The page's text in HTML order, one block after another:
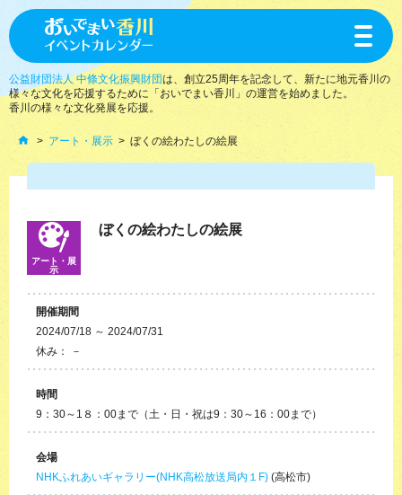
toggle
公益財団法人 中條文化振興財団は、創立25周年を記念して、新たに地元香川の
様々な文化を応援するために「おいでまい香川」の運営を始めました。
香川の様々な文化発展を応援。
アート・展示 ぼくの絵わたしの絵展
アート・展
示
ぼくの絵わたしの絵展
開催期間
2024/07/18 ～ 2024/07/31
休み： －
時間
9：30～1８：00まで（土・日・祝は9：30～16：00まで）
会場
NHKふれあいギャラリー(NHK高松放送局内１F) (高松市)